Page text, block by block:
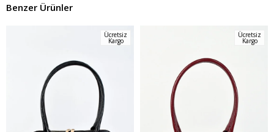
Benzer Ürünler
Ücretsiz
Kargo
Ücretsiz
Kargo